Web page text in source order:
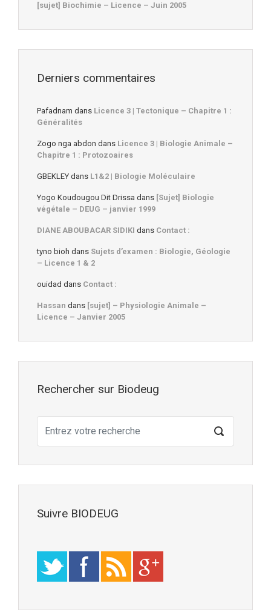
[sujet] Biochimie – Licence – Juin 2005
Derniers commentaires
Pafadnam dans Licence 3 | Tectonique – Chapitre 1 :
Généralités
Zogo nga abdon dans Licence 3 | Biologie Animale –
Chapitre 1 : Protozoaires
GBEKLEY dans L1&2 | Biologie Moléculaire
Yogo Koudougou Dit Drissa dans [Sujet] Biologie
végétale – DEUG – janvier 1999
DIANE ABOUBACAR SIDIKI dans Contact :
tyno bioh dans Sujets d’examen : Biologie, Géologie
– Licence 1 & 2
ouidad dans Contact :
Hassan dans [sujet] – Physiologie Animale –
Licence – Janvier 2005
Rechercher sur Biodeug
Suivre BIODEUG